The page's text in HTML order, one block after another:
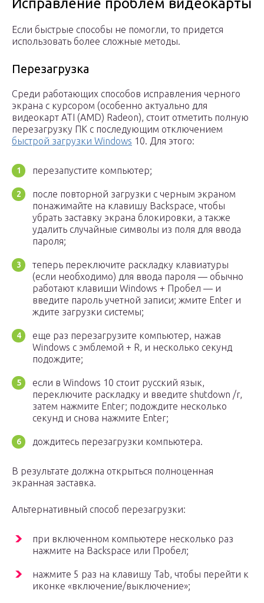
Если быстрые способы не помогли, то придется
использовать более сложные методы.
Перезагрузка
Среди работающих способов исправления черного
экрана с курсором (особенно актуально для
видеокарт ATI (AMD) Radeon), стоит отметить полную
перезагрузку ПК с последующим отключением
быстрой загрузки Windows 10. Для этого:
перезапустите компьютер;
после повторной загрузки с черным экраном
понажимайте на клавишу Backspace, чтобы
убрать заставку экрана блокировки, а также
удалить случайные символы из поля для ввода
пароля;
теперь переключите раскладку клавиатуры
(если необходимо) для ввода пароля — обычно
работают клавиши Windows + Пробел — и
введите пароль учетной записи; жмите Enter и
ждите загрузки системы;
еще раз перезагрузите компьютер, нажав
Windows с эмблемой + R, и несколько секунд
подождите;
если в Windows 10 стоит русский язык,
переключите раскладку и введите shutdown /r,
затем нажмите Enter; подождите несколько
секунд и снова нажмите Enter;
дождитесь перезагрузки компьютера.
В результате должна открыться полноценная
экранная заставка.
Альтернативный способ перезагрузки:
при включенном компьютере несколько раз
нажмите на Backspace или Пробел;
нажмите 5 раз на клавишу Tab, чтобы перейти к
иконке «включение/выключение»;